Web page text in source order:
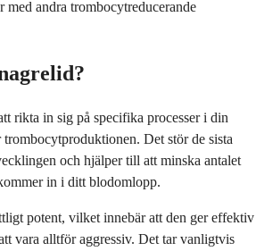
andra trombocytreducerande
rikta in sig på specifika processer i din
Det stör de sista
och hjälper till att minska antalet
in i ditt blodomlopp.
potent, vilket innebär att den ger effektiv
vara alltför aggressiv. Det tar vanligtvis